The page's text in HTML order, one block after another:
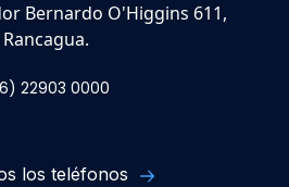
Bernardo O'Higgins 611,
Rancagua.
22903 0000
los teléfonos